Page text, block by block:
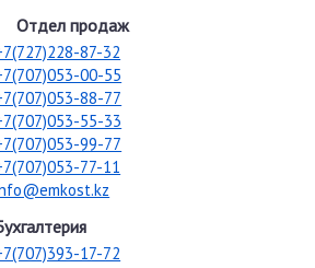
Отдел продаж
87-32
00-55
88-77
55-33
99-77
77-11
17-72